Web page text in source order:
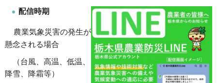
配信時期
農業気象災害の発生が
懸念される場合
（台風、高温、低温、
降雪、降霜等）